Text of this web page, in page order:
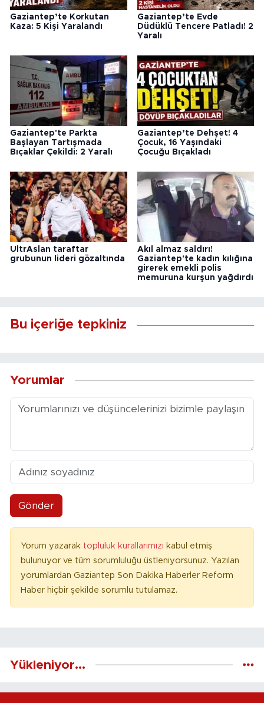
Gaziantep’te Korkutan
Kaza: 5 Kişi Yaralandı
Gaziantep’te Evde
Düdüklü Tencere Patladı! 2
Yaralı
Gaziantep'te Parkta
Başlayan Tartışmada
Bıçaklar Çekildi: 2 Yaralı
Gaziantep’te Dehşet! 4
Çocuk, 16 Yaşındaki
Çocuğu Bıçakladı
UltrAslan taraftar
grubunun lideri gözaltında
Akıl almaz saldırı!
Gaziantep'te kadın kılığına
girerek emekli polis
memuruna kurşun yağdırdı
Bu içeriğe tepkiniz
Yorumlar
Gönder
Yorum yazarak topluluk kurallarımızı kabul etmiş
bulunuyor ve tüm sorumluluğu üstleniyorsunuz. Yazılan
yorumlardan Gaziantep Son Dakika Haberler Reform
Haber hiçbir şekilde sorumlu tutulamaz.
Yükleniyor...